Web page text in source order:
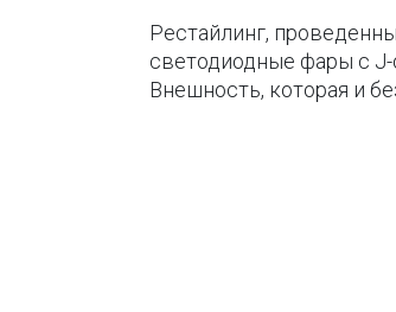
Рестайлинг,
светодиодные фары с
Внешность, которая и